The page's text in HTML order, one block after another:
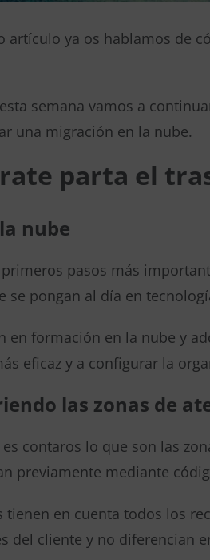
artículo ya os hablamos de
semana vamos a
una migración en la nube.
parta el
nube
pasos más
se pongan al día en
en formación en la nube y
eficaz y a configurar la
las zonas de
contaros lo que son las
previamente mediante
tienen en cuenta todos los
del cliente y no diferencian